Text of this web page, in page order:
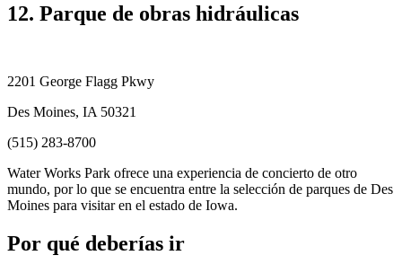
12. Parque de obras hidráulicas
2201 George Flagg Pkwy
Des Moines, IA 50321
(515) 283-8700
Water Works Park ofrece una experiencia de concierto de otro
mundo, por lo que se encuentra entre la selección de parques de Des
Moines para visitar en el estado de Iowa.
Por qué deberías ir